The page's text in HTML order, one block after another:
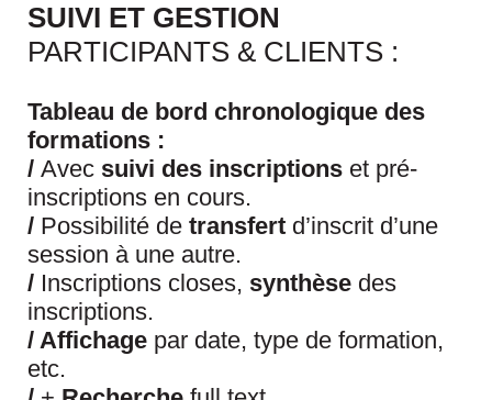
SUIVI ET GESTION
PARTICIPANTS & CLIENTS :
Tableau de bord chronologique des
formations :
/ Avec suivi des inscriptions et pré-
inscriptions en cours.
/ Possibilité de transfert d’inscrit d’une
session à une autre.
/ Inscriptions closes, synthèse des
inscriptions.
/ Affichage par date, type de formation,
etc.